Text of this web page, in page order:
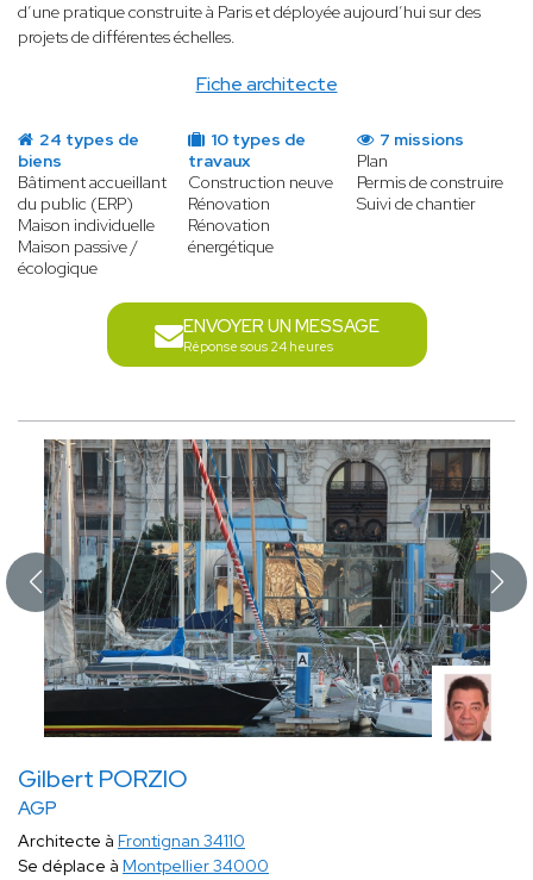
Fiche architecte
d’une pratique construite à Paris et déployée aujourd’hui sur des
projets de différentes échelles.
24 types de
biens
Bâtiment accueillant
du public (ERP)
Maison individuelle
Maison passive /
écologique
10 types de
travaux
Construction neuve
Rénovation
Rénovation
énergétique
7 missions
Plan
Permis de construire
Suivi de chantier
ENVOYER UN MESSAGE
Réponse sous 24 heures
Gilbert PORZIO
AGP
Architecte à Frontignan 34110
Se déplace à Montpellier 34000